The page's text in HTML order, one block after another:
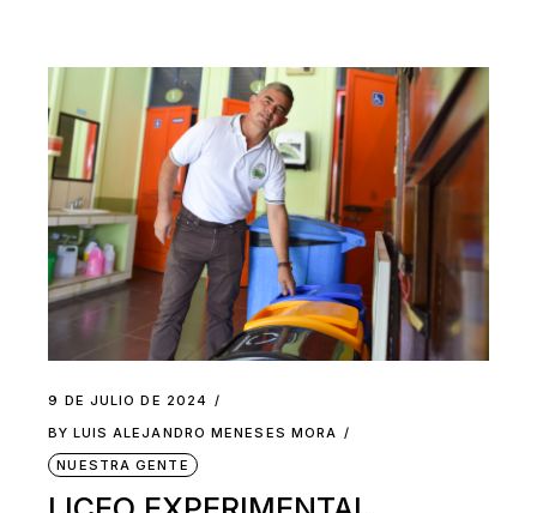
9 DE JULIO DE 2024
BY LUIS ALEJANDRO MENESES MORA
NUESTRA GENTE